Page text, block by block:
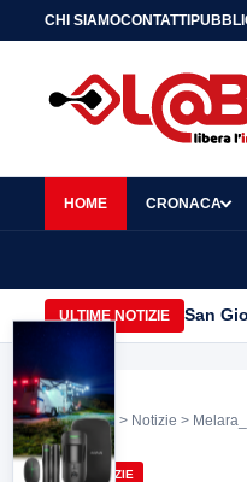
CHI SIAMOCONTATTI
HOME CRONACA
ULTIME NOTIZIE San
Home > Notizie >
NOTIZIE